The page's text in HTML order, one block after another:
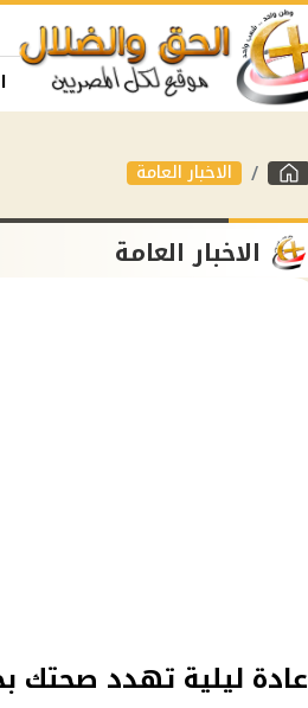
الاخبار العامة
الاخبار العامة
عادة ليلية تهدد صحتك